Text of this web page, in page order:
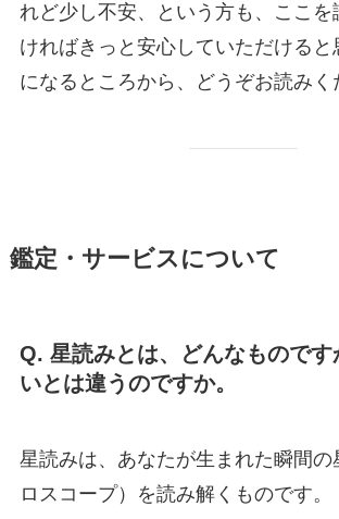
れど少し不安、という方も、ここを
ければきっと安心していただけると
になるところから、どうぞお読みく
鑑定・サービスについて
Q. 星読みとは、どんなものです
いとは違うのですか。
星読みは、あなたが生まれた瞬間の
ロスコープ）を読み解くものです。